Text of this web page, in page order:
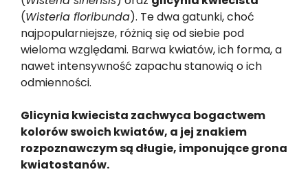
(Wisteria floribunda). Te dwa gatunki, choć
najpopularniejsze, różnią się od siebie pod
wieloma względami. Barwa kwiatów, ich forma, a
nawet intensywność zapachu stanowią o ich
odmienności.
Glicynia kwiecista zachwyca bogactwem
kolorów swoich kwiatów, a jej znakiem
rozpoznawczym są długie, imponujące grona
kwiatostanów.